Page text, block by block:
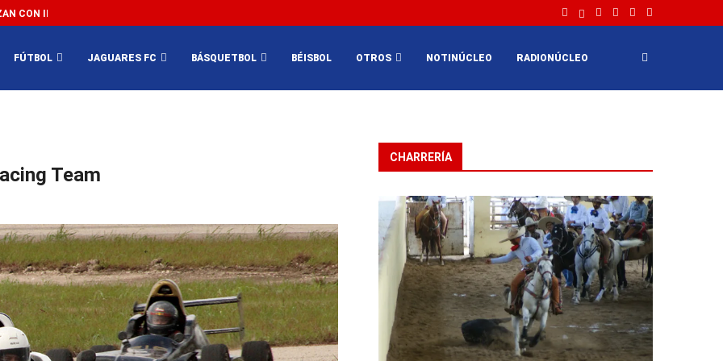
CON IMPEDIR EL MÉXICO VS SUDÁFRICA...
FÚTBOL JAGUARES FC BÁSQUETBOL BÉISBOL OTROS NOTINÚCLEO RADIONÚCLEO
Team
CHARRERÍA